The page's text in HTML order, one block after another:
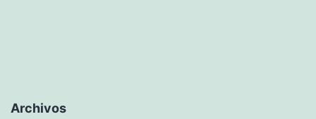
Archivos